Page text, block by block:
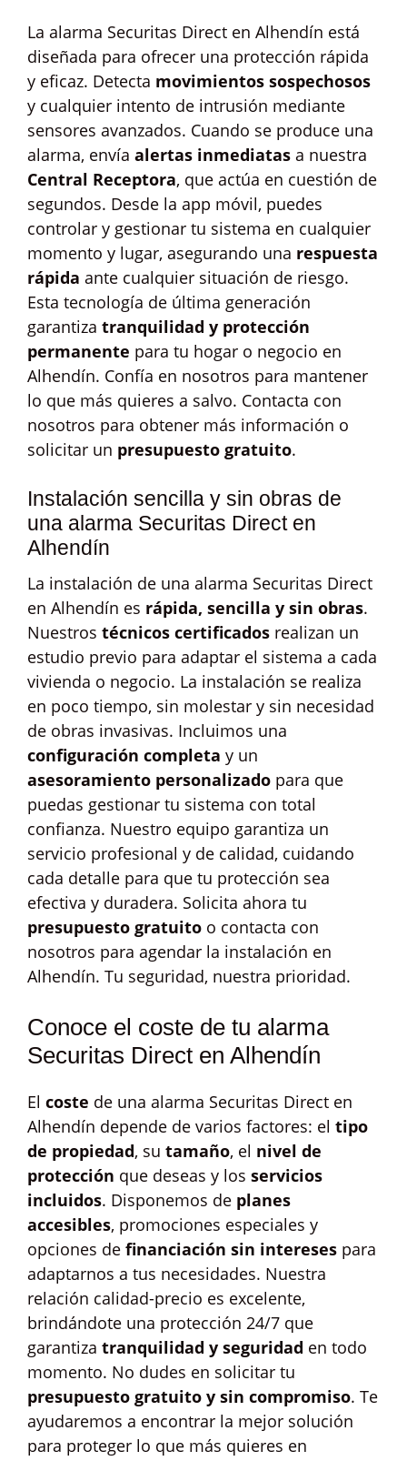
La alarma Securitas Direct en Alhendín está
diseñada para ofrecer una protección rápida
y eficaz. Detecta movimientos sospechosos
y cualquier intento de intrusión mediante
sensores avanzados. Cuando se produce una
alarma, envía alertas inmediatas a nuestra
Central Receptora, que actúa en cuestión de
segundos. Desde la app móvil, puedes
controlar y gestionar tu sistema en cualquier
momento y lugar, asegurando una respuesta
rápida ante cualquier situación de riesgo.
Esta tecnología de última generación
garantiza tranquilidad y protección
permanente para tu hogar o negocio en
Alhendín. Confía en nosotros para mantener
lo que más quieres a salvo. Contacta con
nosotros para obtener más información o
solicitar un presupuesto gratuito.
Instalación sencilla y sin obras de
una alarma Securitas Direct en
Alhendín
La instalación de una alarma Securitas Direct
en Alhendín es rápida, sencilla y sin obras.
Nuestros técnicos certificados realizan un
estudio previo para adaptar el sistema a cada
vivienda o negocio. La instalación se realiza
en poco tiempo, sin molestar y sin necesidad
de obras invasivas. Incluimos una
configuración completa y un
asesoramiento personalizado para que
puedas gestionar tu sistema con total
confianza. Nuestro equipo garantiza un
servicio profesional y de calidad, cuidando
cada detalle para que tu protección sea
efectiva y duradera. Solicita ahora tu
presupuesto gratuito o contacta con
nosotros para agendar la instalación en
Alhendín. Tu seguridad, nuestra prioridad.
Conoce el coste de tu alarma
Securitas Direct en Alhendín
El coste de una alarma Securitas Direct en
Alhendín depende de varios factores: el tipo
de propiedad, su tamaño, el nivel de
protección que deseas y los servicios
incluidos. Disponemos de planes
accesibles, promociones especiales y
opciones de financiación sin intereses para
adaptarnos a tus necesidades. Nuestra
relación calidad-precio es excelente,
brindándote una protección 24/7 que
garantiza tranquilidad y seguridad en todo
momento. No dudes en solicitar tu
presupuesto gratuito y sin compromiso. Te
ayudaremos a encontrar la mejor solución
para proteger lo que más quieres en